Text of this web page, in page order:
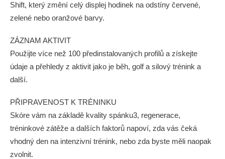
Shift, který změní celý displej hodinek na odstíny červené,
zelené nebo oranžové barvy.
ZÁZNAM AKTIVIT
Použijte více než 100 předinstalovaných profilů a získejte
údaje a přehledy z aktivit jako je běh, golf a silový trénink a
další.
PŘIPRAVENOST K TRÉNINKU
Skóre vám na základě kvality spánku3, regenerace,
tréninkové zátěže a dalších faktorů napoví, zda vás čeká
vhodný den na intenzivní trénink, nebo zda byste měli naopak
zvolnit.